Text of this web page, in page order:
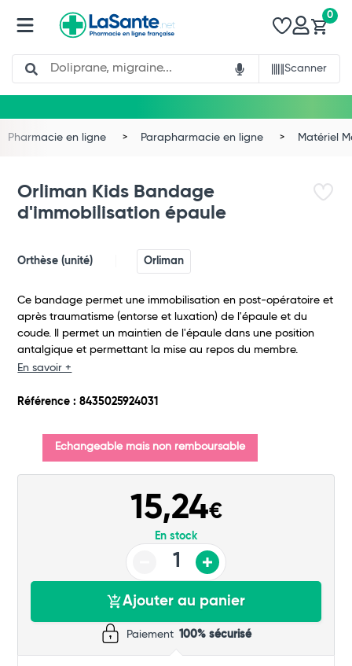
Search
Scanner
0
Total
Pharmacie en ligne Parapharmacie en ligne Matériel
Orliman Kids Bandage
d'immobilisation épaule
Orthèse (unité) Orliman
Ce bandage permet une immobilisation en post-opératoire et
après traumatisme (entorse et luxation) de l'épaule et du
coude. Il permet un maintien de l'épaule dans une position
antalgique et permettant la mise au repos du membre.
En savoir +
Référence : 8435025924031
Echangeable mais non remboursable
15,24€
En stock
Ajouter au panier
Paiement 100% sécurisé